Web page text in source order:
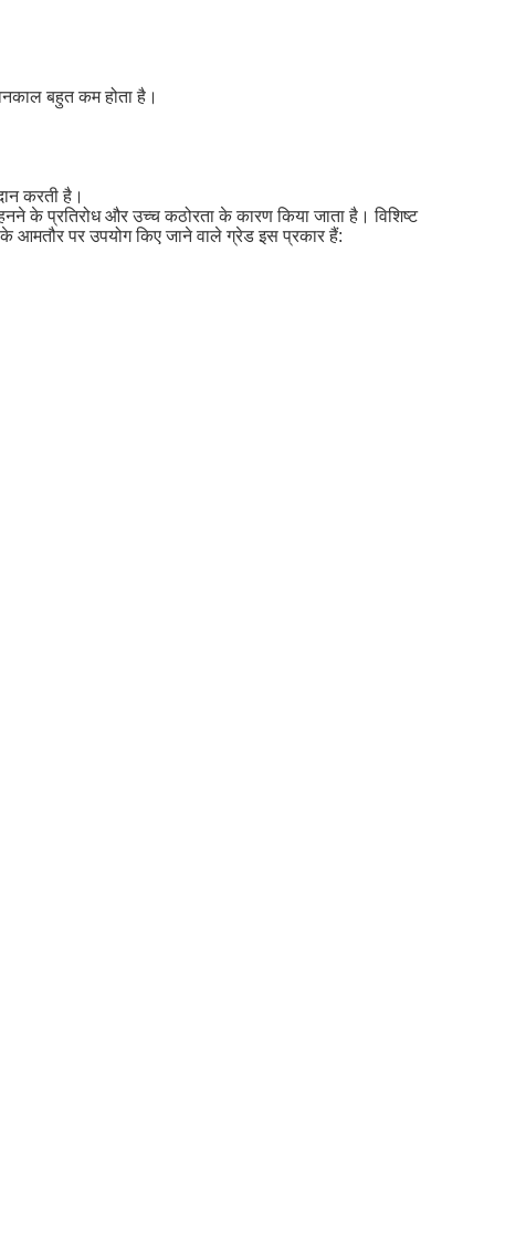
बहुत कम होता है।
करती है।
के प्रतिरोध और उच्च कठोरता के कारण किया जाता है। विशिष्ट
आमतौर पर उपयोग किए जाने वाले ग्रेड इस प्रकार हैं: